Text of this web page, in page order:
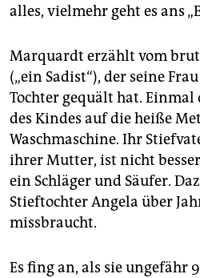
alles, vielmehr geht es ans
Marquardt erzählt vom
(„ein Sadist“), der seine
Tochter gequält hat.
des Kindes auf die heiße
Waschmaschine. Ihr
ihrer Mutter, ist nicht
ein Schläger und Säufer.
Stieftochter Angela über
missbraucht.
Es fing an, als sie ungefähr